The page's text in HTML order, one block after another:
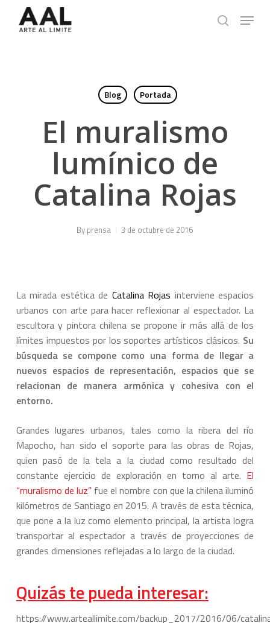
search
Menu
Blog Portada
El muralismo
lumínico de
Catalina Rojas
By prensa 3 de octubre de 2016
La mirada estética de Catalina Rojas interviene espacios
urbanos con arte para hacer reflexionar al espectador. La
escultora y pintora chilena se propone ir más allá de los
límites impuestos por los soportes artísticos clásicos. Su
búsqueda se compone como una forma de llegar a
nuevos espacios de representación, espacios que se
relacionan de manera armónica y cohesiva con el
entorno.
Grandes lugares urbanos, tales como la ribera del río
Mapocho, han sido el soporte para las obras de Rojas,
quien pasó de la tela a la ciudad como resultado del
constante ejercicio de exploración en torno al arte. El
“muralismo de luz” fue el nombre con que la chilena iluminó
kilómetros de Santiago en 2015. A través de esta técnica,
que pone a la luz como elemento principal, la artista logra
transportar al espectador a través de proyecciones de
grandes dimensiones reflejadas a lo largo de la ciudad.
Quizás te pueda interesar:
https://www.arteallimite.com/backup_2017/2016/06/